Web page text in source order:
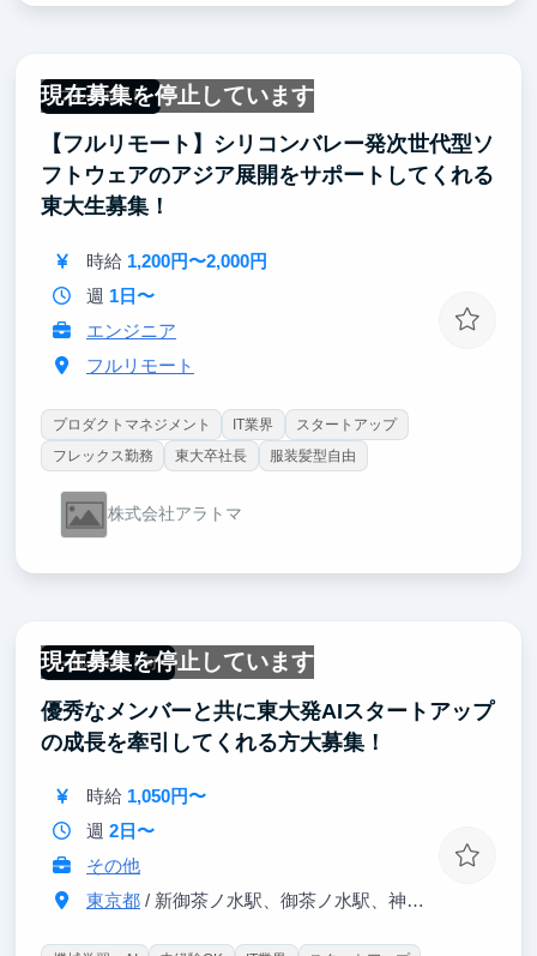
現在募集を停止しています
フルリモート
【フルリモート】シリコンバレー発次世代型ソ
フトウェアのアジア展開をサポートしてくれる
東大生募集！
時給 1,200円〜2,000円
週 1日〜
エンジニア
フルリモート
プロダクトマネジメント IT業界
スタートアップ
フレックス勤務
東大卒社長 服装髪型自由
株式会社アラトマ
現在募集を停止しています
一部リモート可
優秀なメンバーと共に東大発AIスタートアップ
の成長を牽引してくれる方大募集！
時給 1,050円〜
週 2日〜
その他
東京都/ 新御茶ノ水駅、御茶ノ水駅、神保町より約5分